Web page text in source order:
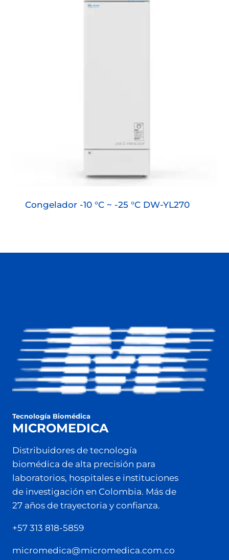
Congelador -10 °C ~ -25 °C DW-YL270
Tecnología Biomédica
MICROMEDICA
Distribuidores de tecnología
biomédica de alta precisión para
laboratorios, hospitales e instituciones
de investigación en Colombia. Más de
27 años de trayectoria y confianza.
+57 313 818-5859
micromedica@micromedica.com.co